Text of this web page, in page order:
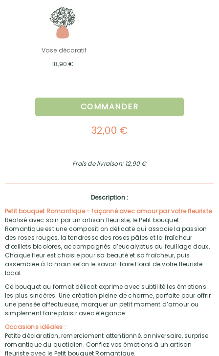
Vase décoratif
18,90 €
COMMANDER
32,00 €
Frais de livraison: 12,90 €
Description :
Petit bouquet Romantique - façonné avec amour par votre fleuriste
Réalisé avec soin par un artisan fleuriste, le Petit bouquet
Romantique est une composition délicate qui associe la passion
des roses rouges, la tendresse des roses pâles et la fraîcheur
d’œillets bicolores, accompagnés d’eucalyptus au feuillage doux.
Chaque fleur est choisie pour sa beauté et sa fraîcheur, puis
assemblée à la main selon le savoir-faire floral de votre fleuriste
local.
Ce bouquet au format délicat exprime avec subtilité les émotions
les plus sincères. Une création pleine de charme, parfaite pour offrir
une pensée affectueuse, marquer un petit moment d’amour ou
simplement faire plaisir avec élégance.
Occasions idéales :
Petite déclaration, remerciement attentionné, anniversaire, surprise
romantique du quotidien. Confiez vos émotions à un artisan
fleuriste avec le Petit bouquet Romantique.